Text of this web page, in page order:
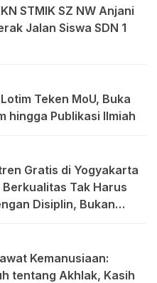
STMIK SZ NW Anjani
Jalan Siswa SDN 1
Teken MoU, Buka
hingga Publikasi Ilmiah
Gratis di Yogyakarta
Tak Harus
Disiplin, Bukan
Kemanusiaan:
tentang Akhlak, Kasih